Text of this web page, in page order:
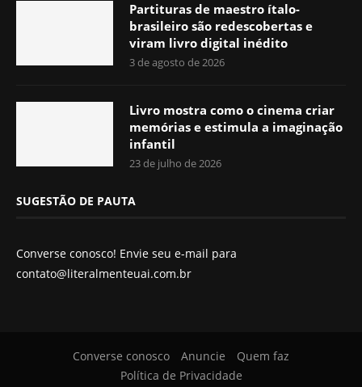
Partituras de maestro ítalo-
brasileiro são redescobertas e
viram livro digital inédito
3 de agosto de 2026
Livro mostra como o cinema criar
memórias e estimula a imaginação
infantil
23 de julho de 2026
SUGESTÃO DE PAUTA
Converse conosco! Envie seu e-mail para
contato@literalmenteuai.com.br
Converse conosco Anuncie
Quem faz
Política de Privacidade